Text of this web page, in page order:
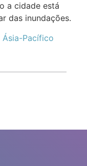
a cidade está
das inundações.
Ásia-Pacífico